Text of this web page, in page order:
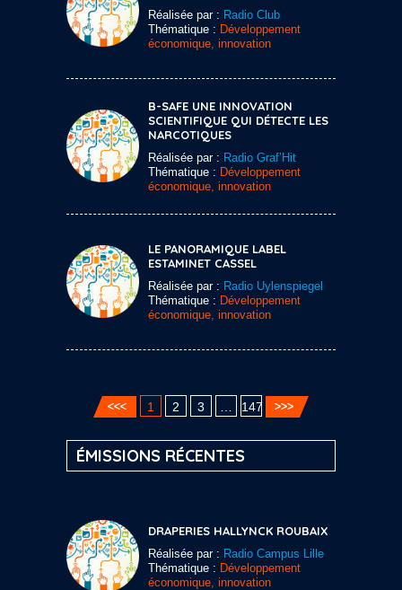
Réalisée par : Radio Club
Thématique : Développement
économique, innovation
B-SAFE UNE INNOVATION
SCIENTIFIQUE QUI DÉTECTE LES
NARCOTIQUES
Réalisée par : Radio Graf’Hit
Thématique : Développement
économique, innovation
LE PANORAMIQUE LABEL
ESTAMINET CASSEL
Réalisée par : Radio Uylenspiegel
Thématique : Développement
économique, innovation
1 2 3 147
ÉMISSIONS RÉCENTES
DRAPERIES HALLYNCK ROUBAIX
Réalisée par : Radio Campus Lille
Thématique : Développement
économique, innovation